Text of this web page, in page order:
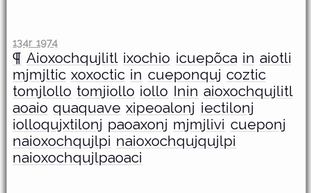
134r 1974
¶ Aioxochqujlitl ixochio icuepõca in aiotli
mjmjltic xoxoctic in cueponquj coztic
tomjlollo tomjiollo iollo Inin aioxochqujlitl
aoaio quaquave xipeoalonj iectilonj
iolloqujxtilonj paoaxonj mjmjlivi cueponj
naioxochqujlpi naioxochqujqujlpi
naioxochqujlpaoaci